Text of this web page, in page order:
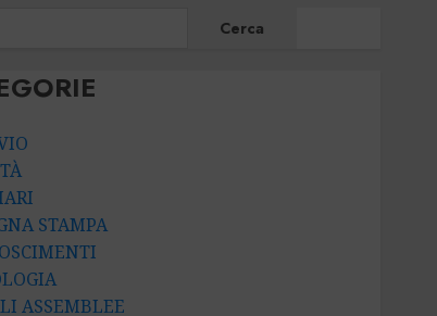
Cerca
STAMPA
ASSEMBLEE